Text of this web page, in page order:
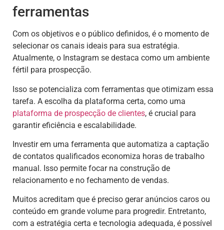
ferramentas
Com os objetivos e o público definidos, é o momento de
selecionar os canais ideais para sua estratégia.
Atualmente, o Instagram se destaca como um ambiente
fértil para prospecção.
Isso se potencializa com ferramentas que otimizam essa
tarefa. A escolha da plataforma certa, como uma
plataforma de prospecção de clientes, é crucial para
garantir eficiência e escalabilidade.
Investir em uma ferramenta que automatiza a captação
de contatos qualificados economiza horas de trabalho
manual. Isso permite focar na construção de
relacionamento e no fechamento de vendas.
Muitos acreditam que é preciso gerar anúncios caros ou
conteúdo em grande volume para progredir. Entretanto,
com a estratégia certa e tecnologia adequada, é possível